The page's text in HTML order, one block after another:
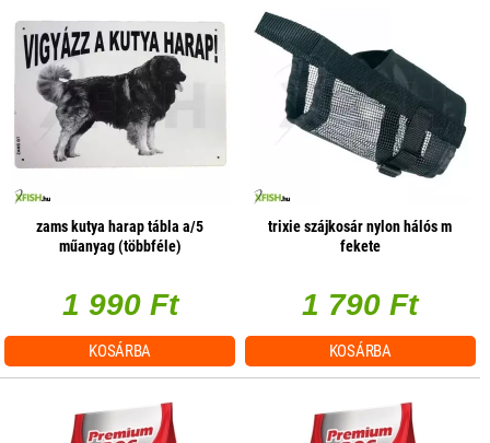
zams kutya harap tábla a/5
műanyag (többféle)
1 990 Ft
KOSÁRBA
trixie szájkosár nylon hálós m
fekete
1 790 Ft
KOSÁRBA